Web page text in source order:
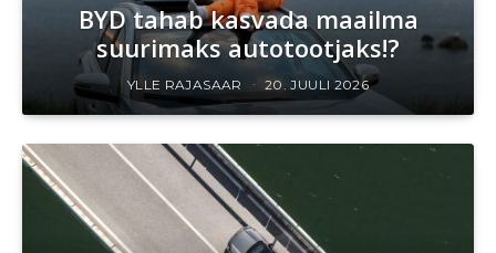
BYD tahab kasvada maailma
suurimaks autotootjaks!?
YLLE RAJASAAR 20. JUULI 2026